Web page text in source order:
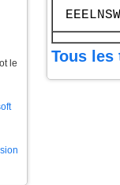
le
Tous les